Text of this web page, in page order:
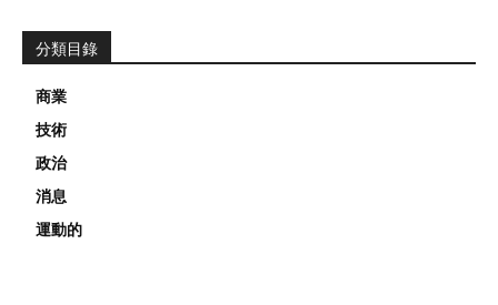
分類目錄
商業
技術
政治
消息
運動的